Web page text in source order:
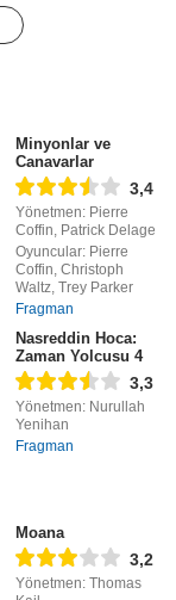
Minyonlar ve
Canavarlar
3,4
Yönetmen: Pierre
Coffin, Patrick Delage
Oyuncular: Pierre
Coffin, Christoph
Waltz, Trey Parker
Fragman
Nasreddin Hoca:
Zaman Yolcusu 4
3,3
Yönetmen: Nurullah
Yenihan
Fragman
Moana
3,2
Yönetmen: Thomas